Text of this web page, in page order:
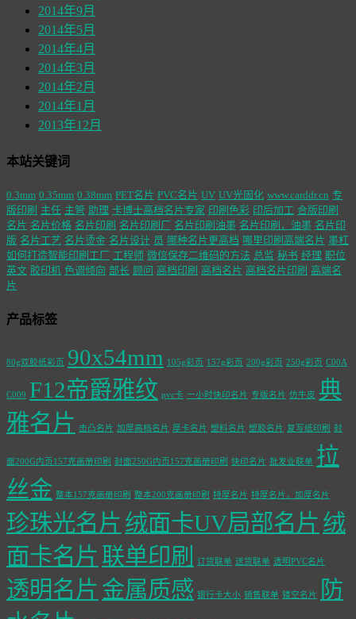
2014年9月
2014年5月
2014年4月
2014年3月
2014年2月
2014年1月
2013年12月
本站关键词
0.3mm 0.35mm 0.38mm PET名片 PVC名片 UV UV光固化 www.carddr.cn 专
版印刷 主任 主管 助理 卡博士高档名片专家 印刷色彩 印后加工 合版印刷
名片 名片价格 名片印刷 名片印刷厂 名片印刷油墨 名片印刷，油墨 名片印
版 名片工艺 名片烫金 名片设计 员 哪种名片更高档 哪里印刷高端名片 墨杠
如何打造智能印刷工厂 工程师 微信保存二维码的方法 总监 秘书 经理 职位
英文 胶印机 色调倾向 部长 顾问 高档印刷 高档名片 高档名片印刷 高端名
片
产品标签
80g双胶纸彩页 90x54mm 105g彩页 157g彩页 200g彩页 250g彩页 C00A
C009 F12帝爵雅纹 pvc卡 一小时快印名片 专版名片 仿牛皮 典
雅名片 击凸名片 加厚高档名片 厚卡名片 塑料名片 塑胶名片 复写纸印刷 封
面200G内页157克画册印刷 封面250G内页157克画册印刷 快印名片 批发业联单 拉
丝金 整本157克画册印刷 整本200克画册印刷 特厚名片 特厚名片，加厚名片
珍珠光名片 绒面卡UV局部名片 绒
面卡名片 联单印刷 订货联单 送货联单 透明PVC名片
透明名片 金属质感 银行卡大小 销售联单 镂空名片
防